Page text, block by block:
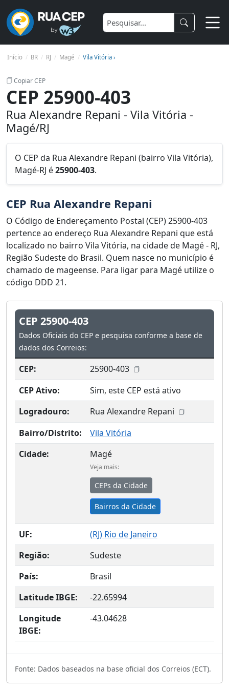
Início BR RJ Magé Vila Vitória ›
Copiar CEP
CEP 25900-403
Rua Alexandre Repani - Vila Vitória -
Magé/RJ
O CEP da Rua Alexandre Repani (bairro Vila Vitória),
Magé-RJ é25900-403.
CEP Rua Alexandre Repani
O Código de Endereçamento Postal (CEP) 25900-403
pertence ao endereço Rua Alexandre Repani que está
localizado no bairro Vila Vitória, na cidade de Magé - RJ,
Região Sudeste do Brasil. Quem nasce no município é
chamado de mageense. Para ligar para Magé utilize o
código DDD 21.
CEP 25900-403
Dados Oficiais do CEP e pesquisa conforme a base de
dados dos Correios:
CEP:
25900-403
CEP Ativo:
Sim, este CEP está ativo
Logradouro:
Rua Alexandre Repani
Bairro/Distrito:
Vila Vitória
Cidade:
Magé
Veja mais:
CEPs da Cidade
Bairros da Cidade
UF: (RJ) Rio de Janeiro
Região:
Sudeste
País:
Brasil
Latitude IBGE:
-22.65994
Longitude
IBGE:
-43.04628
Fonte: Dados baseados na base oficial dos Correios (ECT).